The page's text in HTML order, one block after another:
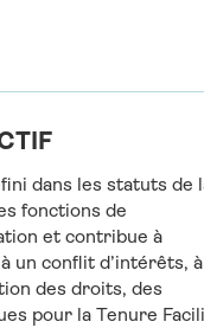
dans les statuts de
fonctions de
et contribue à
un conflit d’intérêts, à
des droits, des
pour la Tenure